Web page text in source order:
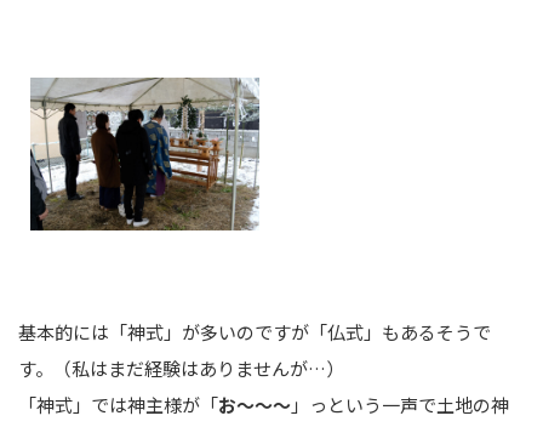
基本的には「神式」が多いのですが「仏式」もあるそうで
す。（私はまだ経験はありませんが…）
「神式」では神主様が「お～～～」っという一声で土地の神